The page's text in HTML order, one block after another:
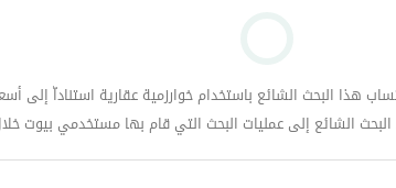
هذا البحث الشائع باستخدام خوارزمية عقارية استناداّ إلى
الشائع إلى عمليات البحث التي قام بها مستخدمي بيوت خلال آخر